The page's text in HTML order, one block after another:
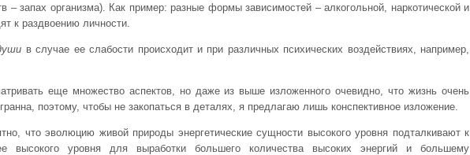
– запах организма). Как пример: разные формы зависимостей – алкогольной, наркотической и
к раздвоению личности.
в случае ее слабости происходит и при различных психических воздействиях, например,
еще множество аспектов, но даже из выше изложенного очевидно, что жизнь очень
поэтому, чтобы не закопаться в деталях, я предлагаю лишь конспективное изложение.
что эволюцию живой природы энергетические сущности высокого уровня подталкивают к
высокого уровня для выработки большего количества высоких энергий и большему